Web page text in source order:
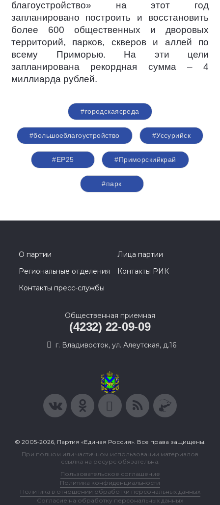
благоустройство» на этот год
запланировано построить и восстановить
более 600 общественных и дворовых
территорий, парков, скверов и аллей по
всему Приморью. На эти цели
запланирована рекордная сумма – 4
миллиарда рублей.
#городскаясреда
#большоеблагоустройство #Уссурийск
#ЕР25 #Приморскийкрай
#парк
О партии
Лица партии
Региональные отделения
Контакты РИК
Контакты пресс-службы
Общественная приемная
(4232) 22-09-09
г. Владивосток, ул. Алеутская, д.16
© 2005-2026, Партия «Единая Россия». Все права защищены.
При полном или частичном использовании материалов
ссылка на ресурс обязательна.
Пользовательское соглашение
Политика конфиденциальности
Политика в отношении обработки персональных данных
Согласие на обработку персональных данных